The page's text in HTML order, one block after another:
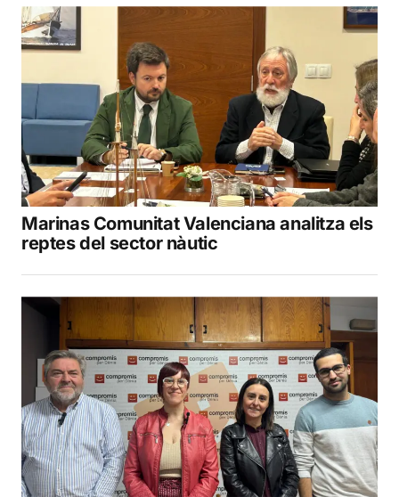
Marinas Comunitat Valenciana analitza els
reptes del sector nàutic